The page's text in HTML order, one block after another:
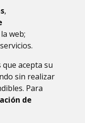
,
web;
acepta su
sin realizar
Para
de
de